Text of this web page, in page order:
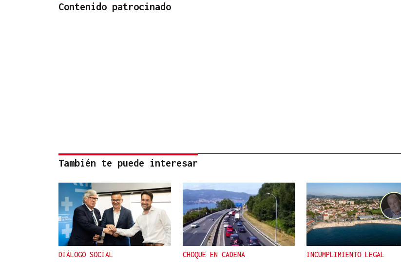
Contenido patrocinado
También te puede interesar
DIÁLOGO SOCIAL CHOQUE EN CADENA INCUMPLIMIENTO LEGAL